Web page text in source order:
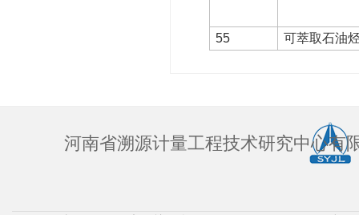
55 可萃取石油
河南省溯源计量工程技术研究中心有